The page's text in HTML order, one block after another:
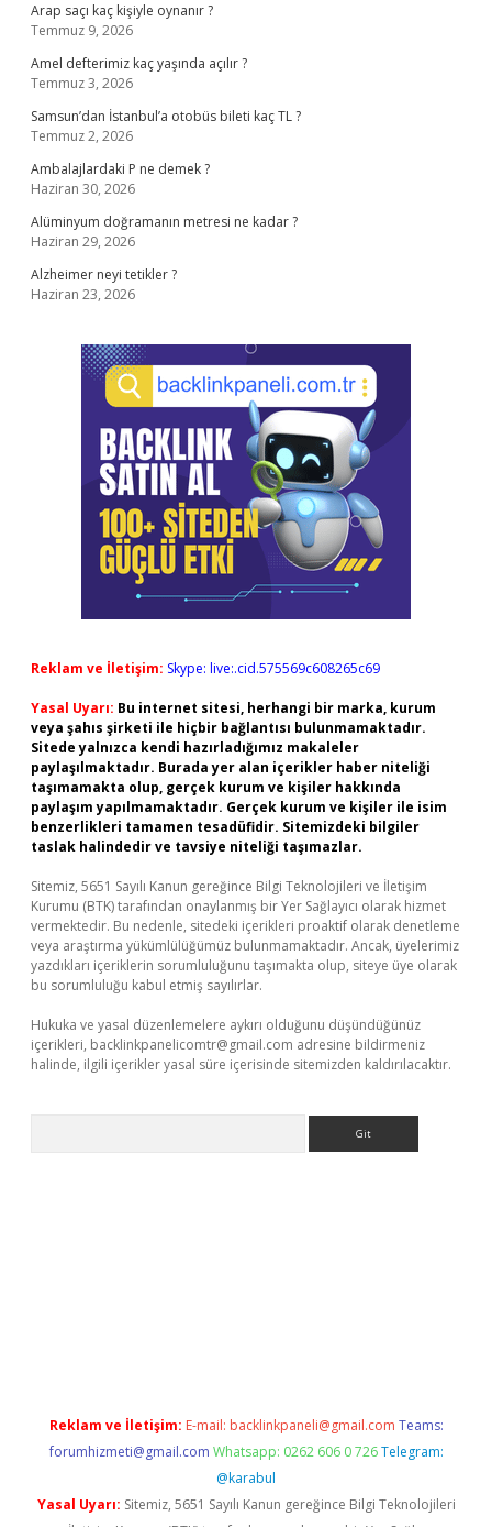
Arap saçı kaç kişiyle oynanır ?
Temmuz 9, 2026
Amel defterimiz kaç yaşında açılır ?
Temmuz 3, 2026
Samsun’dan İstanbul’a otobüs bileti kaç TL ?
Temmuz 2, 2026
Ambalajlardaki P ne demek ?
Haziran 30, 2026
Alüminyum doğramanın metresi ne kadar ?
Haziran 29, 2026
Alzheimer neyi tetikler ?
Haziran 23, 2026
Reklam ve İletişim: Skype: live:.cid.575569c608265c69
Yasal Uyarı: Bu internet sitesi, herhangi bir marka, kurum
veya şahıs şirketi ile hiçbir bağlantısı bulunmamaktadır.
Sitede yalnızca kendi hazırladığımız makaleler
paylaşılmaktadır. Burada yer alan içerikler haber niteliği
taşımamakta olup, gerçek kurum ve kişiler hakkında
paylaşım yapılmamaktadır. Gerçek kurum ve kişiler ile isim
benzerlikleri tamamen tesadüfidir. Sitemizdeki bilgiler
taslak halindedir ve tavsiye niteliği taşımazlar.
Sitemiz, 5651 Sayılı Kanun gereğince Bilgi Teknolojileri ve İletişim
Kurumu (BTK) tarafından onaylanmış bir Yer Sağlayıcı olarak hizmet
vermektedir. Bu nedenle, sitedeki içerikleri proaktif olarak denetleme
veya araştırma yükümlülüğümüz bulunmamaktadır. Ancak, üyelerimiz
yazdıkları içeriklerin sorumluluğunu taşımakta olup, siteye üye olarak
bu sorumluluğu kabul etmiş sayılırlar.
Hukuka ve yasal düzenlemelere aykırı olduğunu düşündüğünüz
içerikleri, backlinkpanelicomtr@gmail.com adresine bildirmeniz
halinde, ilgili içerikler yasal süre içerisinde sitemizden kaldırılacaktır.
Reklam ve İletişim: E-mail: backlinkpaneli@gmail.com Teams:
forumhizmeti@gmail.com Whatsapp: 0262 606 0 726 Telegram:
@karabul
Yasal Uyarı: Sitemiz, 5651 Sayılı Kanun gereğince Bilgi Teknolojileri